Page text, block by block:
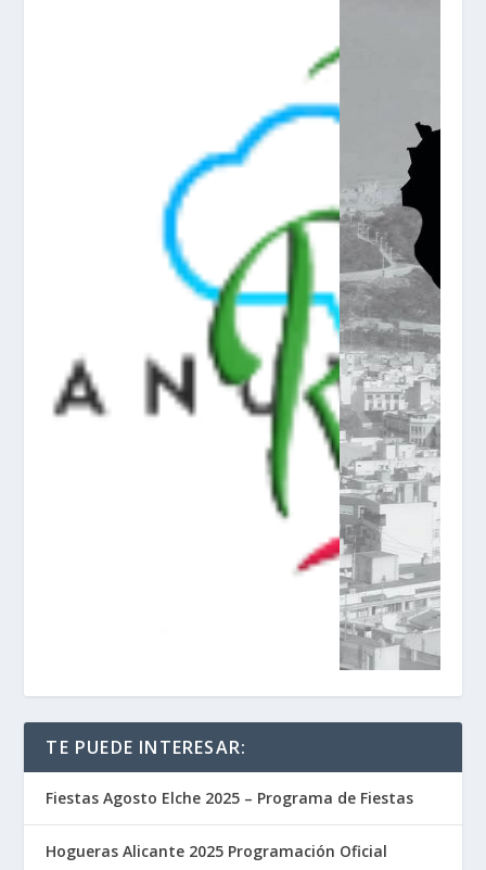
TE PUEDE INTERESAR:
Fiestas Agosto Elche 2025 – Programa de Fiestas
Hogueras Alicante 2025 Programación Oficial